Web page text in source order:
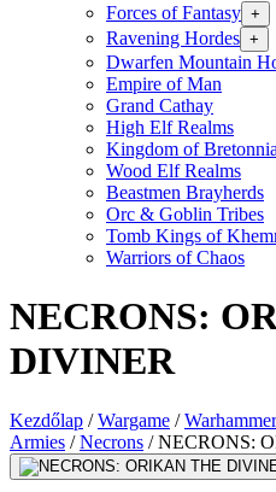
Forces of Fantasy +
Ravening Hordes +
Dwarfen Mountain
Empire of Man
Grand Cathay
High Elf Realms
Kingdom of Bretonnia
Wood Elf Realms
Beastmen Brayherds
Orc & Goblin Tribes
Tomb Kings of
Warriors of Chaos
NECRONS:
DIVINER
Kezdőlap / Wargame /
Armies / Necrons /NECRONS: